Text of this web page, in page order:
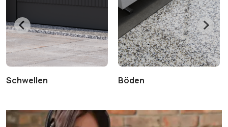
Schwellen Böden